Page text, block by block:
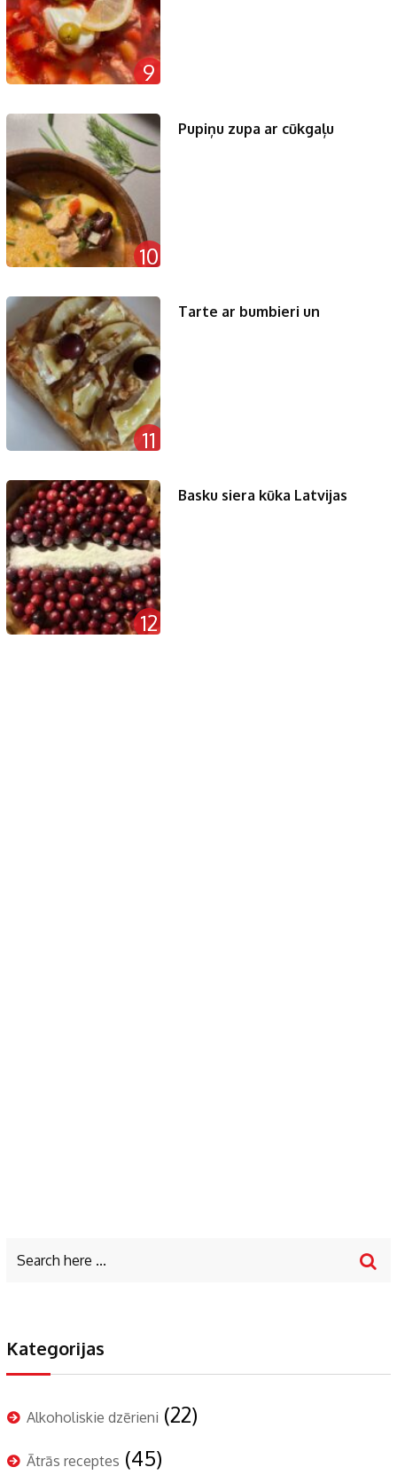
9
10
Pupiņu zupa ar cūkgaļu
11
Tarte ar bumbieri un
12
Basku siera kūka Latvijas
Kategorijas
Alkoholiskie dzērieni (22)
Ātrās receptes (45)